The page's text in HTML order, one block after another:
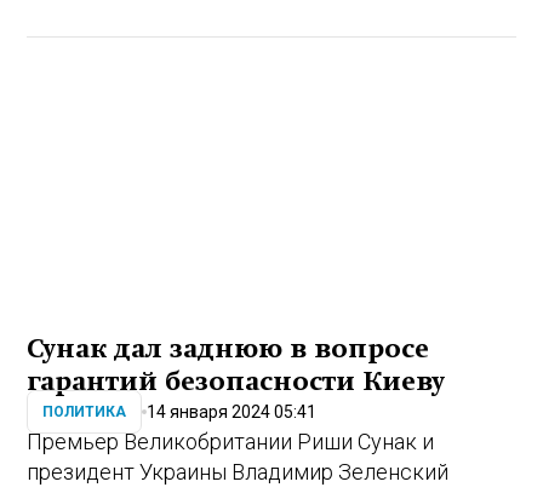
Сунак дал заднюю в вопросе
гарантий безопасности Киеву
ПОЛИТИКА 14 января 2024 05:41
Премьер Великобритании Риши Сунак и
президент Украины Владимир Зеленский